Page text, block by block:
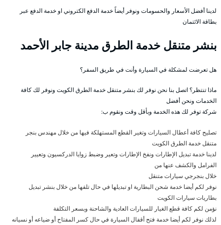
لدينا أفضل الأسعار والحسومات ونوفر أيضاً خدمة الدفع الكتروني او خدمة الدفع عبر
بطاقة الائتمان
بنشر متنقل خدمة الطرق مدينة جابر الأحمد
هل تعرضت لمشكلة في السيارة وأنت في طريق السفر؟
ماذا تنتظر؟ اتصل بنا نحن نوفر لك بنشر متنقل خدمة الطرق الكويت ونوفر لك كافة
الخدمات ونحن أفضل
شركة توفر لك هذه الخدمة وبأقل وقت ونقوم ب:
تصليح كافة أعطال السيارات وتغير القطع المستهلكة فيها من خلال مهندس بنجر
متنقل خدمة الطرق الكويت
لدينا خدمة تبديل الإطارات ونفخ الإطارات وتعير وضبط زوايا الدركسيون وتعيير
الفرامل والكشف عنها من
خلال بنجرجي سيارات متنقل
نوفر لكم أيضا خدمة شحن البطارية او تبديلها في حال تلفها من خلال بنشر تبديل
بطاريات سيارات الكويت
نؤمن لكم كافة قطع الغيار للسيارات العادية والشاحنة وبسعر التكلفة
لذلك نوفر لكم أيضا خدمة فتح أقفال السيارة في حال كسر المفتاح أو ضياعه أو نسيانه